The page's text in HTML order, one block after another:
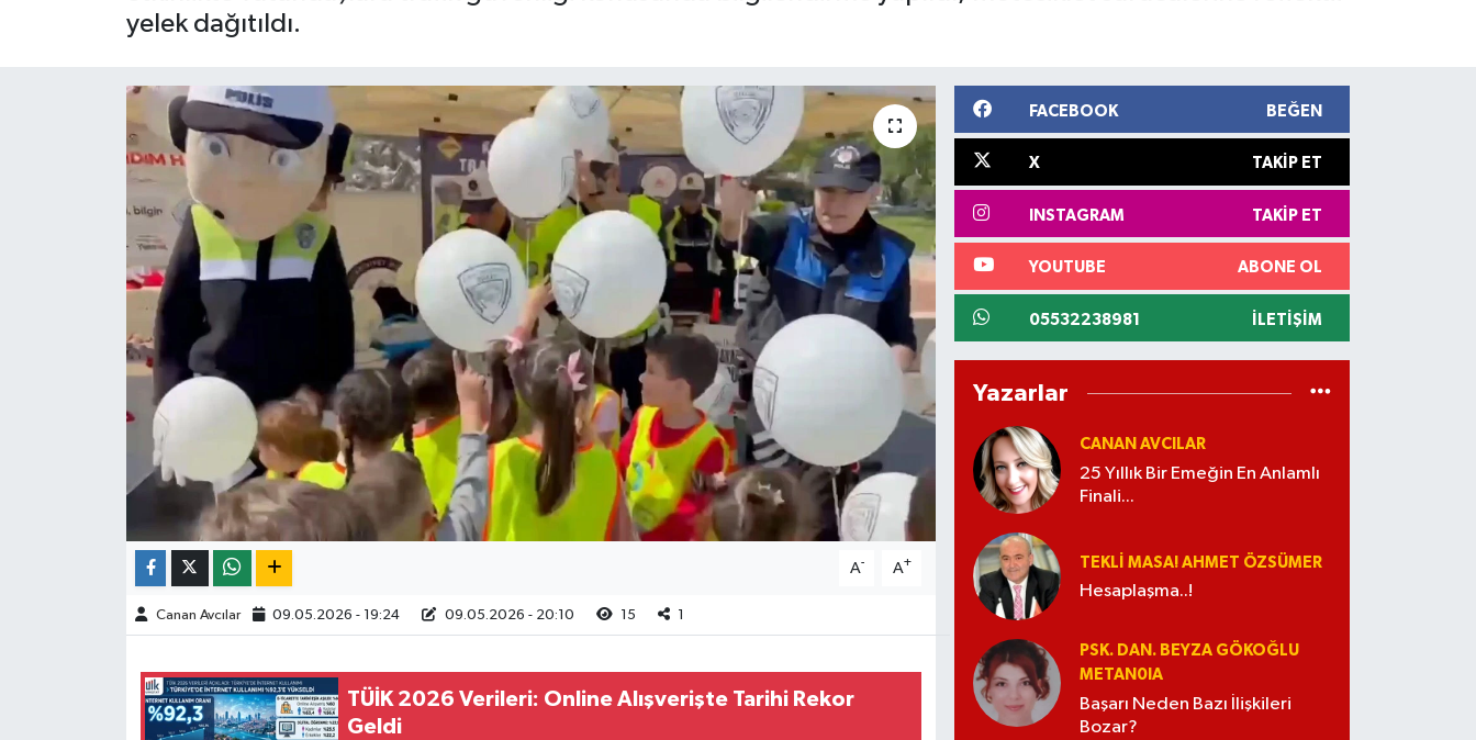
yelek dağıtıldı.
A- A+
Canan Avcılar 09.05.2026 - 19:24 09.05.2026 - 20:10 15 1
TÜİK 2026 Verileri: Online Alışverişte Tarihi Rekor
Geldi
FACEBOOK BEĞEN
X TAKIP ET
INSTAGRAM TAKIP ET
YOUTUBE ABONE OL
05532238981 İLETIŞIM
Yazarlar
CANAN AVCILAR
25 Yıllık Bir Emeğin En Anlamlı
Finali...
TEKLI MASA! AHMET ÖZSÜMER
Hesaplaşma..!
PSK. DAN. BEYZA GÖKOĞLU
METAN0IA
Başarı Neden Bazı İlişkileri
Bozar?